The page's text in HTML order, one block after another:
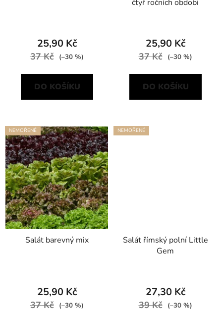
25,90 Kč
37 Kč (–30 %)
DO KOŠÍKU
čtyř ročních období
25,90 Kč
37 Kč (–30 %)
DO KOŠÍKU
NEMOŘENÉ
Salát barevný mix
25,90 Kč
37 Kč (–30 %)
NEMOŘENÉ
Salát římský polní Little
Gem
27,30 Kč
39 Kč (–30 %)